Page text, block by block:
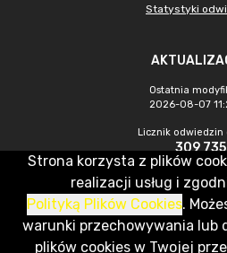
Statystyki
Ostatnia
2026-08-07
Licznik odwiedzin
309 735
Licznik odwiedzin w
07
433
CMS & Hosting: Nefeni Sp. z o.o.
Strona korzysta z plików
realizacji usług i
Polityką Plików Cookies.
warunki przechowywania lub
plików cookies w Twojej